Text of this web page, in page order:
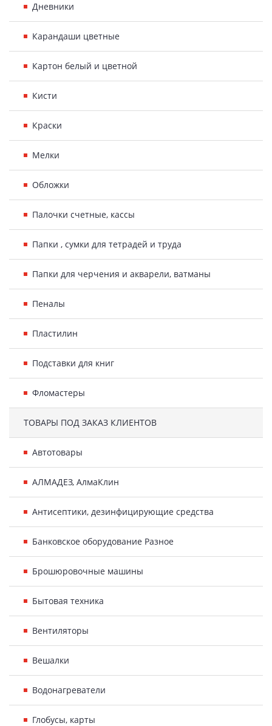
Дневники
Карандаши цветные
Картон белый и цветной
Кисти
Краски
Мелки
Обложки
Палочки счетные, кассы
Папки , сумки для тетрадей и труда
Папки для черчения и акварели, ватманы
Пеналы
Пластилин
Подставки для книг
Фломастеры
ТОВАРЫ ПОД ЗАКАЗ КЛИЕНТОВ
Автотовары
АЛМАДЕЗ, АлмаКлин
Антисептики, дезинфицирующие средства
Банковское оборудование Разное
Брошюровочные машины
Бытовая техника
Вентиляторы
Вешалки
Водонагреватели
Глобусы, карты